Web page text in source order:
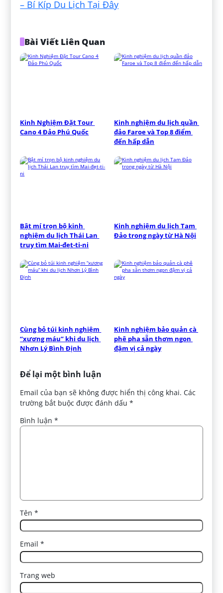
– Bí Kíp Du Lịch Tại Đây
Bài Viết Liên Quan
Kinh Nghiệm Đặt Tour
Cano 4 Đảo Phú Quốc
Kinh nghiệm du lịch quần
đảo Faroe và Top 8 điểm
đến hấp dẫn
Bật mí trọn bộ kinh
nghiệm du lịch Thái Lan
truy tìm Mai-đẹt-ti-ni
Kinh nghiệm du lịch Tam
Đảo trong ngày từ Hà Nội
Cùng bỏ túi kinh nghiệm
“xương máu” khi du lịch
Nhơn Lý Bình Định
Kinh nghiệm bảo quản cà
phê pha sẵn thơm ngon
đậm vị cả ngày
Để lại một bình luận
Email của bạn sẽ không được hiển thị công khai. Các
trường bắt buộc được đánh dấu*
Bình luận*
Tên*
Email*
Trang web